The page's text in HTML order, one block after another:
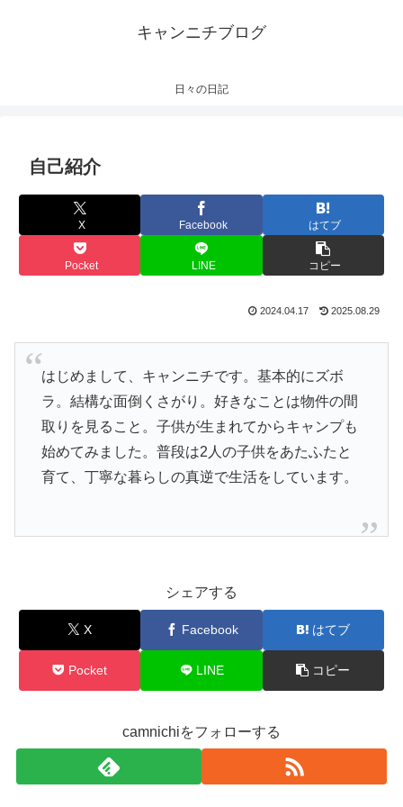
キャンニチブログ
日々の日記
自己紹介
X Facebook はてブ
Pocket LINE コピー
2024.04.17 2025.08.29
はじめまして、キャンニチです。基本的にズボ
ラ。結構な面倒くさがり。好きなことは物件の間
取りを見ること。子供が生まれてからキャンプも
始めてみました。普段は2人の子供をあたふたと
育て、丁寧な暮らしの真逆で生活をしています。
シェアする
X Facebook はてブ
Pocket LINE コピー
camnichiをフォローする